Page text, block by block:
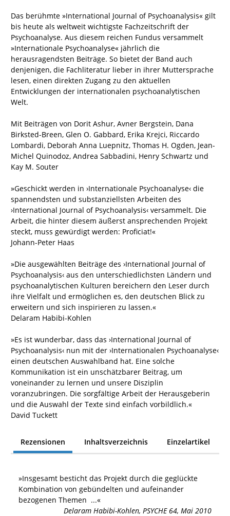
Das berühmte »International Journal of Psychoanalysis« gilt
bis heute als weltweit wichtigste Fachzeitschrift der
Psychoanalyse. Aus diesem reichen Fundus versammelt
»Internationale Psychoanalyse« jährlich die
herausragendsten Beiträge. So bietet der Band auch
denjenigen, die Fachliteratur lieber in ihrer Muttersprache
lesen, einen direkten Zugang zu den aktuellen
Entwicklungen der internationalen psychoanalytischen
Welt.
Mit Beiträgen von Dorit Ashur, Avner Bergstein, Dana
Birksted-Breen, Glen O. Gabbard, Erika Krejci, Riccardo
Lombardi, Deborah Anna Luepnitz, Thomas H. Ogden, Jean-
Michel Quinodoz, Andrea Sabbadini, Henry Schwartz und
Kay M. Souter
»Geschickt werden in ›Internationale Psychoanalyse‹ die
spannendsten und substanziellsten Arbeiten des
›International Journal of Psychoanalysis‹ versammelt. Die
Arbeit, die hinter diesem äußerst ansprechenden Projekt
steckt, muss gewürdigt werden: Proficiat!«
Johann-Peter Haas
»Die ausgewählten Beiträge des ›International Journal of
Psychoanalysis‹ aus den unterschiedlichsten Ländern und
psychoanalytischen Kulturen bereichern den Leser durch
ihre Vielfalt und ermöglichen es, den deutschen Blick zu
erweitern und sich inspirieren zu lassen.«
Delaram Habibi-Kohlen
»Es ist wunderbar, dass das ›International Journal of
Psychoanalysis‹ nun mit der ›Internationalen Psychoanalyse‹
einen deutschen Auswahlband hat. Eine solche
Kommunikation ist ein unschätzbarer Beitrag, um
voneinander zu lernen und unsere Disziplin
voranzubringen. Die sorgfältige Arbeit der Herausgeberin
und die Auswahl der Texte sind einfach vorbildlich.«
David Tuckett
Rezensionen Inhaltsverzeichnis Einzelartikel
»Insgesamt besticht das Projekt durch die geglückte
Kombination von gebündelten und aufeinander
bezogenen Themen ...«
Delaram Habibi-Kohlen, PSYCHE 64, Mai 2010